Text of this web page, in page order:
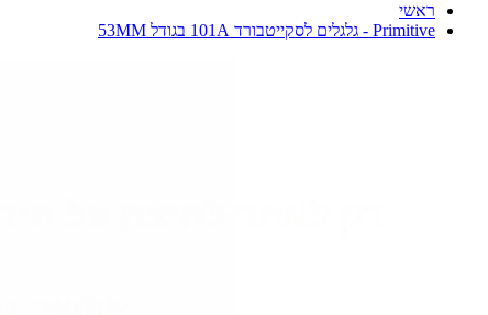
ראשי
Primitive - גלגלים לסקייטבורד 101A בגודל 53MM